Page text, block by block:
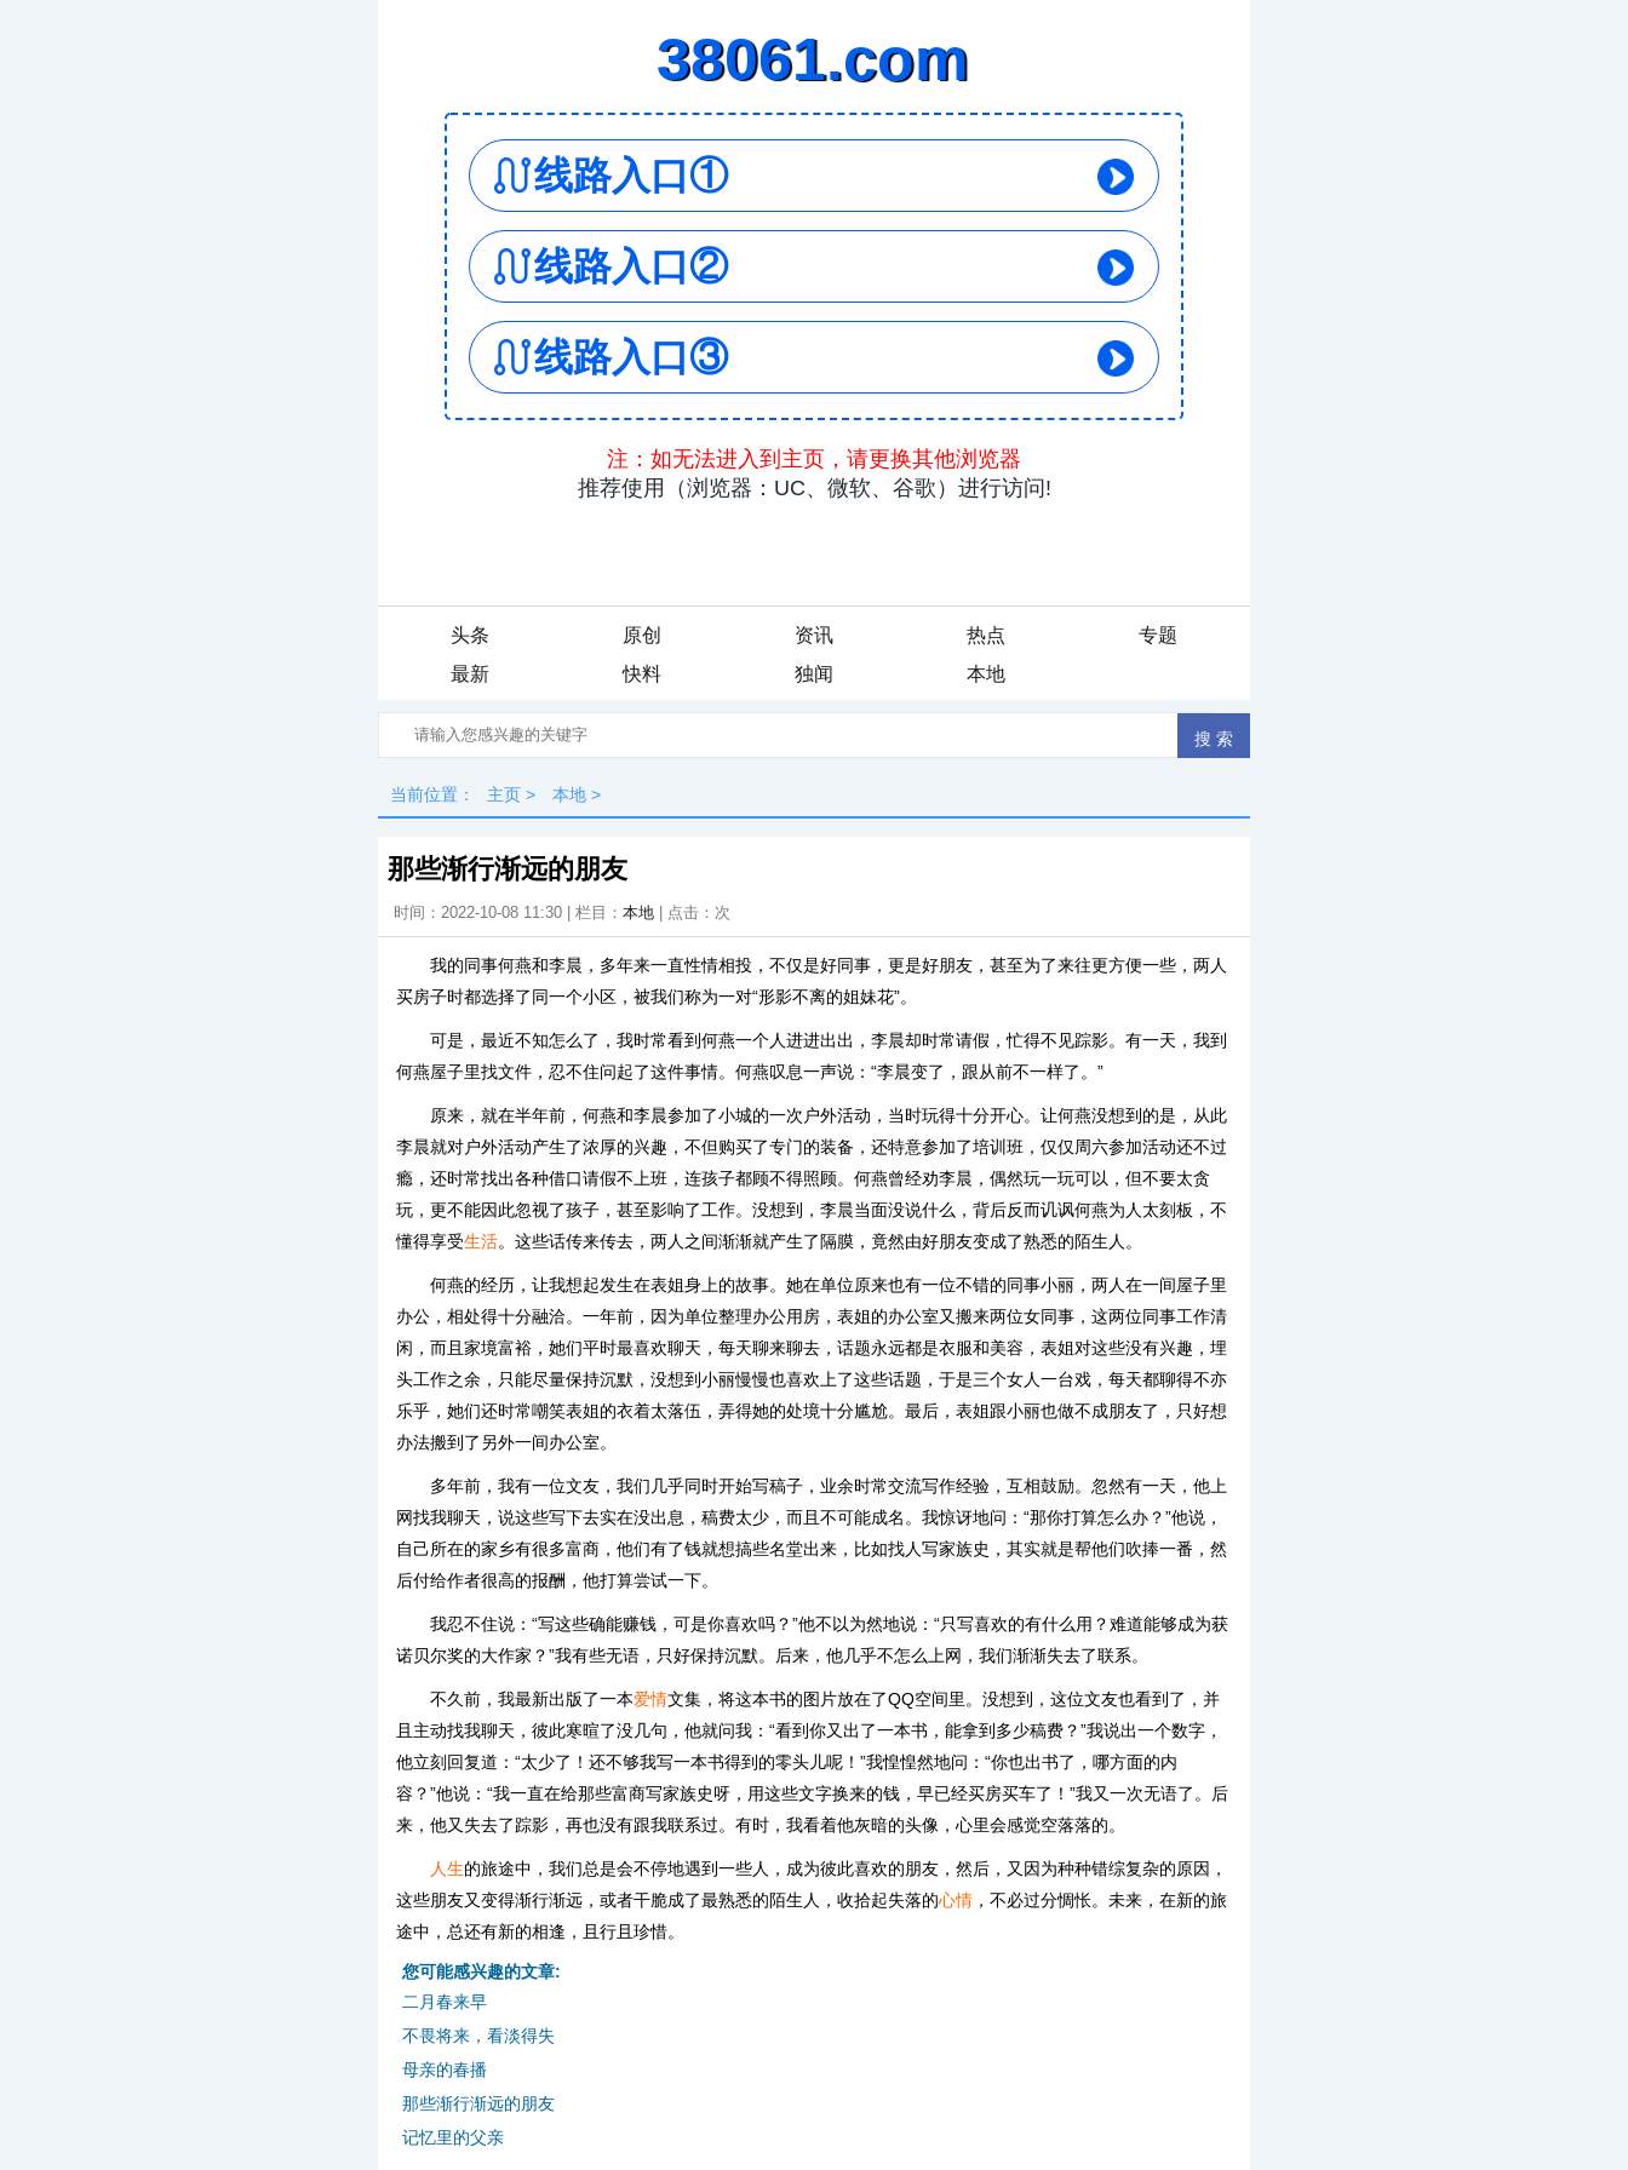
头条 原创 资讯 热点
专题
最新
快料 独闻 本地
当前位置： 主页 > 本地 >
那些渐行渐远的朋友
时间：2022-10-08 11:30 | 栏目： 本地 | 点击： 次
我的同事何燕和李晨，多年来一直性情相投，不仅是好同事，更是好朋友，甚至为了来往更方便一些，两人
买房子时都选择了同一个小区，被我们称为一对“形影不离的姐妹花”。
可是，最近不知怎么了，我时常看到何燕一个人进进出出，李晨却时常请假，忙得不见踪影。有一天，我到
何燕屋子里找文件，忍不住问起了这件事情。何燕叹息一声说：“李晨变了，跟从前不一样了。”
原来，就在半年前，何燕和李晨参加了小城的一次户外活动，当时玩得十分开心。让何燕没想到的是，从此
李晨就对户外活动产生了浓厚的兴趣，不但购买了专门的装备，还特意参加了培训班，仅仅周六参加活动还不过
瘾，还时常找出各种借口请假不上班，连孩子都顾不得照顾。何燕曾经劝李晨，偶然玩一玩可以，但不要太贪
玩，更不能因此忽视了孩子，甚至影响了工作。没想到，李晨当面没说什么，背后反而讥讽何燕为人太刻板，不
懂得享受生活。这些话传来传去，两人之间渐渐就产生了隔膜，竟然由好朋友变成了熟悉的陌生人。
何燕的经历，让我想起发生在表姐身上的故事。她在单位原来也有一位不错的同事小丽，两人在一间屋子里
办公，相处得十分融洽。一年前，因为单位整理办公用房，表姐的办公室又搬来两位女同事，这两位同事工作清
闲，而且家境富裕，她们平时最喜欢聊天，每天聊来聊去，话题永远都是衣服和美容，表姐对这些没有兴趣，埋
头工作之余，只能尽量保持沉默，没想到小丽慢慢也喜欢上了这些话题，于是三个女人一台戏，每天都聊得不亦
乐乎，她们还时常嘲笑表姐的衣着太落伍，弄得她的处境十分尴尬。最后，表姐跟小丽也做不成朋友了，只好想
办法搬到了另外一间办公室。
多年前，我有一位文友，我们几乎同时开始写稿子，业余时常交流写作经验，互相鼓励。忽然有一天，他上
网找我聊天，说这些写下去实在没出息，稿费太少，而且不可能成名。我惊讶地问：“那你打算怎么办？”他说，
自己所在的家乡有很多富商，他们有了钱就想搞些名堂出来，比如找人写家族史，其实就是帮他们吹捧一番，然
后付给作者很高的报酬，他打算尝试一下。
我忍不住说：“写这些确能赚钱，可是你喜欢吗？”他不以为然地说：“只写喜欢的有什么用？难道能够成为获
诺贝尔奖的大作家？”我有些无语，只好保持沉默。后来，他几乎不怎么上网，我们渐渐失去了联系。
不久前，我最新出版了一本爱情文集，将这本书的图片放在了QQ空间里。没想到，这位文友也看到了，并
且主动找我聊天，彼此寒暄了没几句，他就问我：“看到你又出了一本书，能拿到多少稿费？”我说出一个数字，
他立刻回复道：“太少了！还不够我写一本书得到的零头儿呢！”我惶惶然地问：“你也出书了，哪方面的内
容？”他说：“我一直在给那些富商写家族史呀，用这些文字换来的钱，早已经买房买车了！”我又一次无语了。后
来，他又失去了踪影，再也没有跟我联系过。有时，我看着他灰暗的头像，心里会感觉空落落的。
人生的旅途中，我们总是会不停地遇到一些人，成为彼此喜欢的朋友，然后，又因为种种错综复杂的原因，
这些朋友又变得渐行渐远，或者干脆成了最熟悉的陌生人，收拾起失落的心情 ，不必过分惆怅。未来，在新的旅
途中，总还有新的相逢，且行且珍惜。
您可能感兴趣的文章:
二月春来早
不畏将来，看淡得失
母亲的春播
那些渐行渐远的朋友
记忆里的父亲